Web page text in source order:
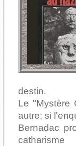
destin.
Le "Mystère
autre; si
Bernadac